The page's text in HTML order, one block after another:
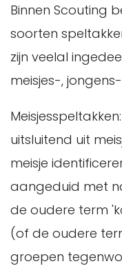
Binnen Scouting
soorten
zijn veelal
meisjes-,
uitsluitend uit
meisje
aangeduid met
de oudere term
(of de oudere
groepen